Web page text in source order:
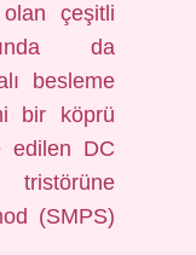
çeşitli
da
besleme
bir köprü
edilen DC
(SMPS)